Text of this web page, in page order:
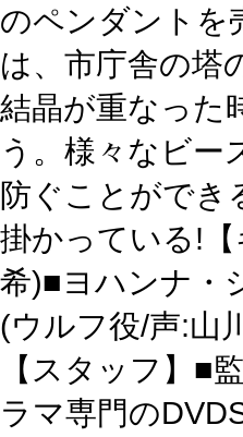
のペンダントを
は、市庁舎の塔
結晶が重なった
う。様々なビー
防ぐことができ
掛かっている!
希)■ヨハンナ・
(ウルフ役/声:山
【スタッフ】■
ラマ専門の